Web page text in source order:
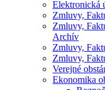
Elektronická
Zmluvy,
Zmluvy,
Archív
Zmluvy,
Zmluvy,
Verejné
Ekonomika